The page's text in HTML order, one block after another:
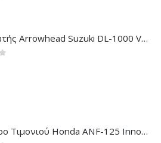
Ανορθωτής Arrowhead Suzuki DL-1000 V'Strom
Αντίβαρο Τιμονιού Honda ANF-125 Innova